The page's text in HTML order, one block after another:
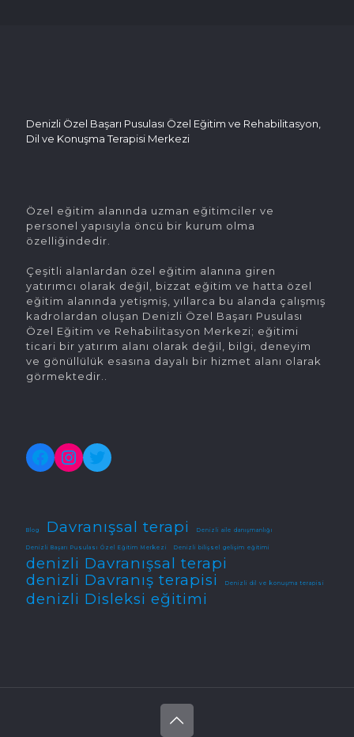
Denizli Özel Başarı Pusulası Özel Eğitim ve Rehabilitasyon,
Dil ve Konuşma Terapisi Merkezi
Özel eğitim alanında uzman eğitimciler ve
personel yapısıyla öncü bir kurum olma
özelliğindedir.
Çeşitli alanlardan özel eğitim alanına giren
yatırımcı olarak değil, bizzat eğitim ve hatta özel
eğitim alanında yetişmiş, yıllarca bu alanda çalışmış
kadrolardan oluşan Denizli Özel Başarı Pusulası
Özel Eğitim ve Rehabilitasyon Merkezi; eğitimi
ticari bir yatırım alanı olarak değil, bilgi, deneyim
ve gönüllülük esasına dayalı bir hizmet alanı olarak
görmektedir..
Facebook
Instagram
Twitter
Blog Davranışsal terapi Denizli aile danışmanlığı
Denizli Başarı Pusulası Özel Eğitim Merkezi Denizli bilişsel gelişim eğitimi
denizli Davranışsal terapi
denizli Davranış terapisi
Denizli dil ve konuşma terapisi
denizli Disleksi eğitimi